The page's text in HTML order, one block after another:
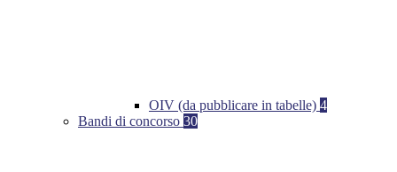
OIV (da pubblicare in tabelle) 4
Bandi di concorso 30